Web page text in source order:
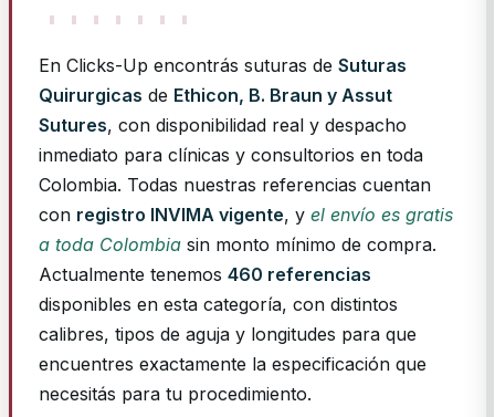
En Clicks-Up encontrás suturas de Suturas
Quirurgicas de Ethicon, B. Braun y Assut
Sutures, con disponibilidad real y despacho
inmediato para clínicas y consultorios en toda
Colombia. Todas nuestras referencias cuentan
con registro INVIMA vigente, y el envío es gratis
a toda Colombia sin monto mínimo de compra.
Actualmente tenemos 460 referencias
disponibles en esta categoría, con distintos
calibres, tipos de aguja y longitudes para que
encuentres exactamente la especificación que
necesitás para tu procedimiento.